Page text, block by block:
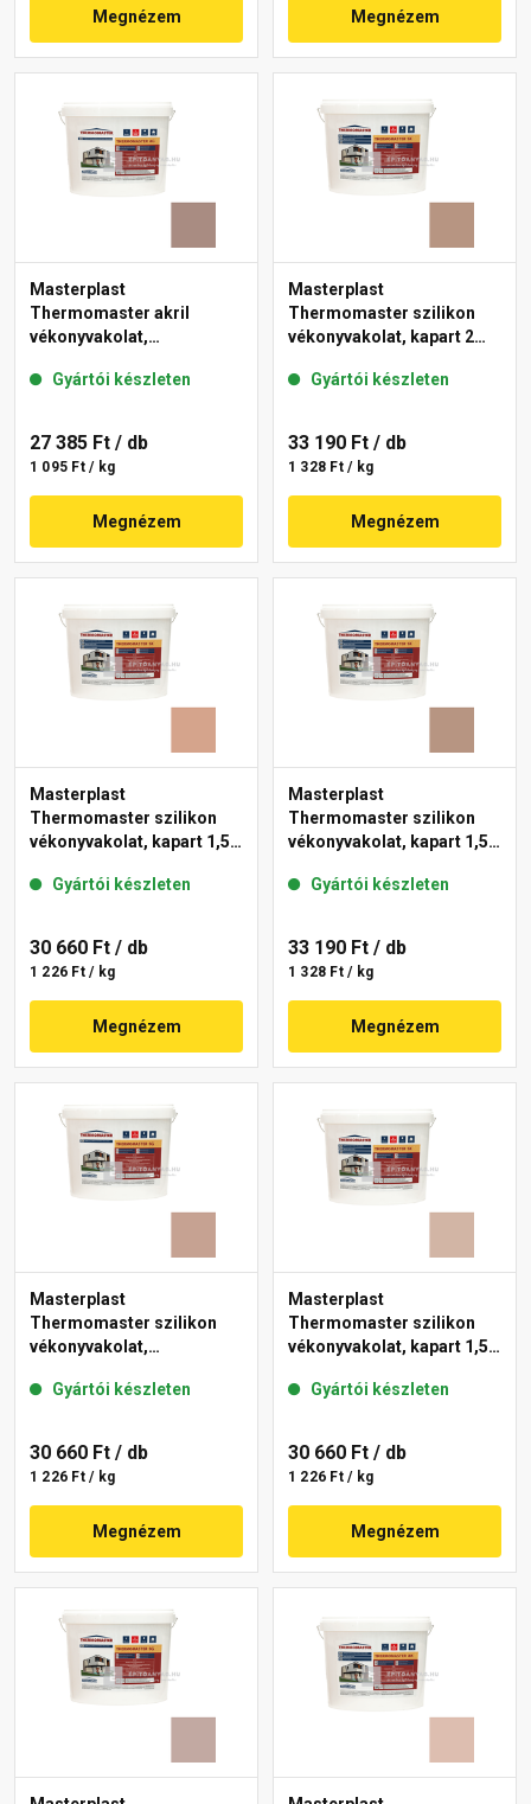
Megnézem Megnézem
Masterplast
Thermomaster akril
vékonyvakolat,
14-C 25 kg
Gyártói készleten
27 385 Ft / db
1 095 Ft / kg
Megnézem
Masterplast
Thermomaster szilikon
vékonyvakolat, kapart 2
Gyártói készleten
33 190 Ft / db
1 328 Ft / kg
Megnézem
Masterplast
Thermomaster szilikon
vékonyvakolat, kapart 1,5
Gyártói készleten
30 660 Ft / db
1 226 Ft / kg
Megnézem
Masterplast
Thermomaster szilikon
vékonyvakolat, kapart 1,5
Gyártói készleten
33 190 Ft / db
1 328 Ft / kg
Megnézem
Masterplast
Thermomaster szilikon
vékonyvakolat,
13-C 25 kg
Gyártói készleten
30 660 Ft / db
1 226 Ft / kg
Megnézem
Masterplast
Thermomaster szilikon
vékonyvakolat, kapart 1,5
Gyártói készleten
30 660 Ft / db
1 226 Ft / kg
Megnézem